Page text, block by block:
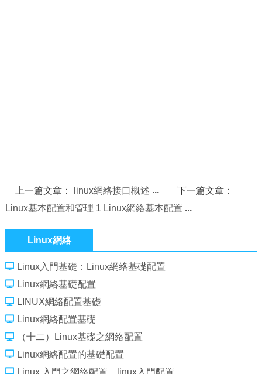
上一篇文章： linux網絡接口概述
下一篇文章：
Linux基本配置和管理 1 Linux網絡基本配置
Linux網絡
Linux入門基礎：Linux網絡基礎配置
Linux網絡基礎配置
LINUX網絡配置基礎
Linux網絡配置基礎
（十二）Linux基礎之網絡配置
Linux網絡配置的基礎配置
Linux 入門之網絡配置，linux入門配置